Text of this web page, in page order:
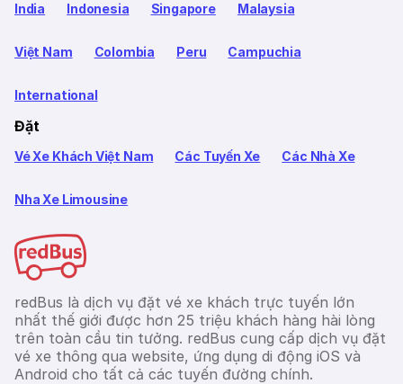
India Indonesia Singapore Malaysia
Việt Nam Colombia Peru Campuchia
International
Đặt
Vé Xe Khách Việt Nam Các Tuyến Xe Các Nhà Xe
Nha Xe Limousine
redBus là dịch vụ đặt vé xe khách trực tuyến lớn
nhất thế giới được hơn 25 triệu khách hàng hài lòng
trên toàn cầu tin tưởng. redBus cung cấp dịch vụ đặt
vé xe thông qua website, ứng dụng di động iOS và
Android cho tất cả các tuyến đường chính.